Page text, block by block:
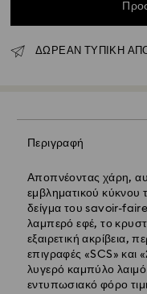
ΔΩΡΕΑΝ ΤΥΠΙΚΗ
Περιγραφή
Αποπνέοντας χάρη,
εμβληματικού κύκνου
δείγμα του savoir-
λαμπερό εφέ, το
εξαιρετική ακρίβεια,
επιγραφές «SCS»
λυγερό καμπύλο λαιμό
εντυπωσιακό φόρο
για την ηπειρωτική
αποστολή (6-7 ημέρες
Κόστος κανονικής
EUR 99
Εξπρές αποστολή -
Οι παραγγελίες που
Παρασκευή έως τις